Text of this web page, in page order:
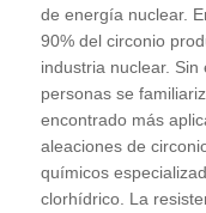
de energía nuclear.
90% del circonio
industria nuclear.
personas se
encontrado más
aleaciones de
químicos
clorhídrico. La